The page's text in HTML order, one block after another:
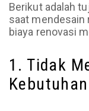
Berikut adalah
saat
biaya renovasi
1. Tidak